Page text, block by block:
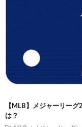
【MLB】メジャーリー
は？